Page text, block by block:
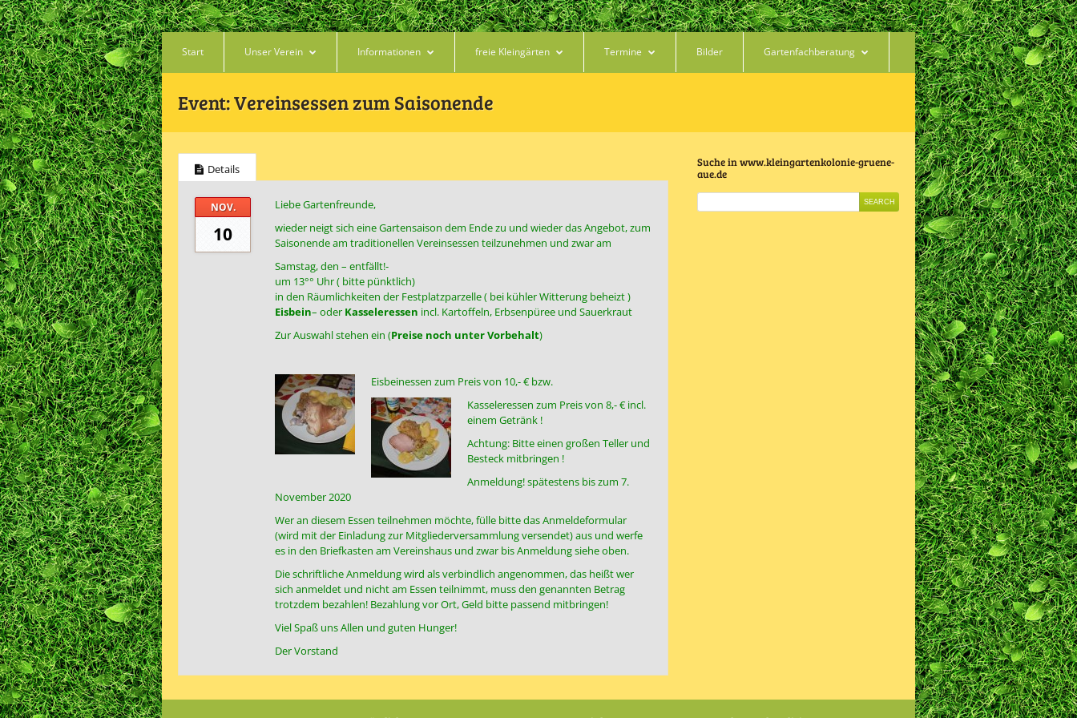
Start Unser Verein Informationen freie Kleingärten Termine Bilder Gartenfachberatung
Event:Vereinsessen zum Saisonende
Details
NOV.
10
Liebe Gartenfreunde,
wieder neigt sich eine Gartensaison dem Ende zu und wieder das Angebot, zum
Saisonende am traditionellen Vereinsessen teilzunehmen und zwar am
Samstag, den – entfällt!-
um 13°° Uhr ( bitte pünktlich)
in den Räumlichkeiten der Festplatzparzelle ( bei kühler Witterung beheizt )
Eisbein– oder Kasseleressen incl. Kartoffeln, Erbsenpüree und Sauerkraut
Zur Auswahl stehen ein (Preise noch unter Vorbehalt)
Eisbeinessen zum Preis von 10,- € bzw.
Kasseleressen zum Preis von 8,- € incl.
einem Getränk !
Achtung: Bitte einen großen Teller und
Besteck mitbringen !
Anmeldung! spätestens bis zum 7.
November 2020
Wer an diesem Essen teilnehmen möchte, fülle bitte das Anmeldeformular
(wird mit der Einladung zur Mitgliederversammlung versendet) aus und werfe
es in den Briefkasten am Vereinshaus und zwar bis Anmeldung siehe oben.
Die schriftliche Anmeldung wird als verbindlich angenommen, das heißt wer
sich anmeldet und nicht am Essen teilnimmt, muss den genannten Betrag
trotzdem bezahlen! Bezahlung vor Ort, Geld bitte passend mitbringen!
Viel Spaß uns Allen und guten Hunger!
Der Vorstand
Suche in www.kleingartenkolonie-gruene-
aue.de